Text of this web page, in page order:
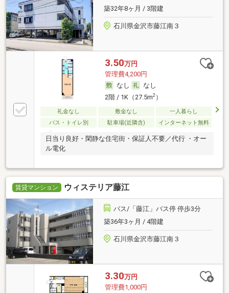
築32年8ヶ月 / 3階建
石川県金沢市藤江南３
3.50万円
管理費4,200円
なし
なし
2階 / 1K（27.5m2）
礼金なし 敷金なし
一人暮らし
バス・トイレ別
駐車場(近隣含) インターネット無料
日当り良好・閑静な住宅街・保証人不要／代行 ・オー
ル電化
賃貸マンション ウィステリア藤江
バス/「藤江」バス停 停歩3分
築36年3ヶ月 / 4階建
石川県金沢市藤江南３
3.30万円
管理費1,000円